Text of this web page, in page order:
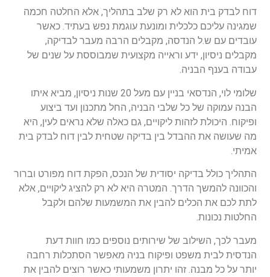
דוח לבדק בית הוא לא רק שלב בתהליך, אלא החלטה חכמה
שמגינה עליכם כלכלית ומונעת עוגמת נפש בעתיד. כאשר
עובדים עם ש.ל הנדסה, מקבלים הרבה מעבר לבדיקה,
מקבלים ניסיון, ידע וראייה מקצועית שמבוססת על שנים של
עבודה בענף הבניה.
שלומי לוי, הנדסאי בניין עם מעל 20 שנות ניסיון, מביא איתו
הבנה עמוקה של כל שלבי הבניה, החל מתכנון ועד ביצוע
ופיקוח. היכולת לזהות ליקויים, גם כאלה שלא נראים לעין, היא
מה שעושה את ההבדל בין בדיקה שטחית לבין דוח לבדק בית
אמיתי.
התהליך כולל בדיקה יסודית של הנכס, הפקת דוח מפורט וברור
והכוונה להמשך הדרך. המטרה היא לא רק להציג ליקויים, אלא
לתת לכם את הכלים להבין את המשמעות שלהם ולקבל
החלטות נכונות.
מעבר לכך, השילוב של שירותים נוספים כמו חוות דעת
הנדסית לבית משפט ופיקוח בניה מאפשר הסתכלות רחבה
יותר על כל מבנה. זהו יתרון משמעותי כאשר רוצים להבין את